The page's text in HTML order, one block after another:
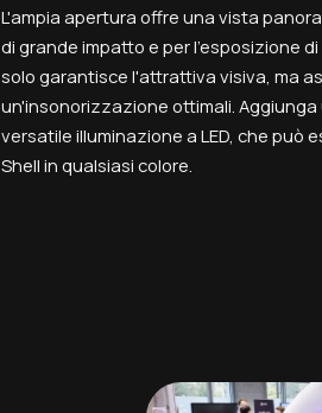
L'ampia apertura offre una vista
di grande impatto e per l'esposizione
solo garantisce l'attrattiva visiva, ma
un'insonorizzazione ottimali.
versatile illuminazione a LED, che può
Shell in qualsiasi colore.